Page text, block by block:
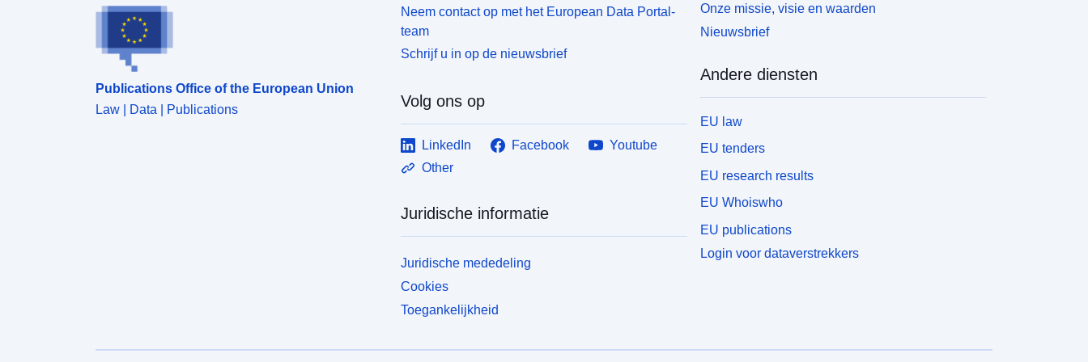
Publications Office of the European Union
Law | Data | Publications
Neem contact op met het European Data Portal-
team
Schrijf u in op de nieuwsbrief
Volg ons op
LinkedIn Facebook
Youtube
Other
Juridische informatie
Juridische mededeling
Cookies
Toegankelijkheid
Onze missie, visie en waarden
Nieuwsbrief
Andere diensten
EU law
EU tenders
EU research results
EU Whoiswho
EU publications
Login voor dataverstrekkers